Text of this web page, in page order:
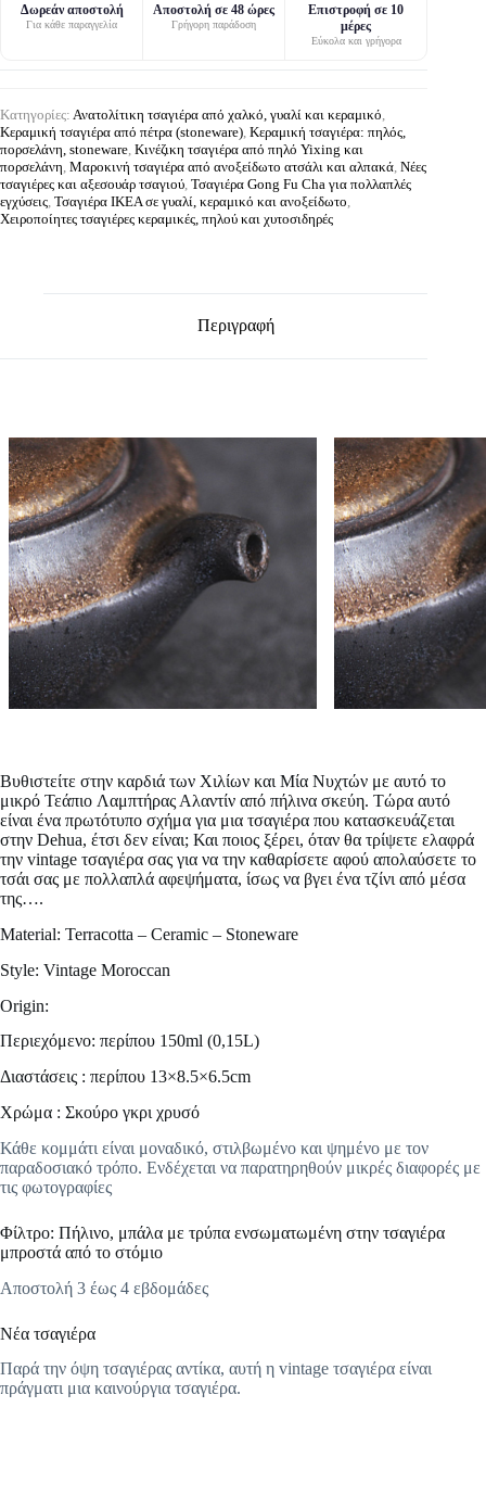
Δωρεάν αποστολή
Για κάθε παραγγελία
Αποστολή σε 48 ώρες
Γρήγορη παράδοση
Επιστροφή σε 10
μέρες
Εύκολα και γρήγορα
Κατηγορίες: Ανατολίτικη τσαγιέρα από χαλκό, γυαλί και κεραμικό
Κεραμική τσαγιέρα από πέτρα (stoneware) Κεραμική τσαγιέρα: πηλός,
πορσελάνη, stoneware Κινέζικη τσαγιέρα από πηλό Yixing και
πορσελάνη Μαροκινή τσαγιέρα από ανοξείδωτο ατσάλι και αλπακά Νέες
τσαγιέρες και αξεσουάρ τσαγιού Τσαγιέρα Gong Fu Cha για πολλαπλές
εγχύσεις Τσαγιέρα IKEA σε γυαλί, κεραμικό και ανοξείδωτο
Χειροποίητες τσαγιέρες κεραμικές, πηλού και χυτοσιδηρές
Περιγραφή
Βυθιστείτε στην καρδιά των Χιλίων και Μία Νυχτών με αυτό το
μικρό Τεάπιο Λαμπτήρας Αλαντίν από πήλινα σκεύη. Τώρα αυτό
είναι ένα πρωτότυπο σχήμα για μια τσαγιέρα που κατασκευάζεται
στην Dehua, έτσι δεν είναι; Και ποιος ξέρει, όταν θα τρίψετε ελαφρά
την vintage τσαγιέρα σας για να την καθαρίσετε αφού απολαύσετε το
τσάι σας με πολλαπλά αφεψήματα, ίσως να βγει ένα τζίνι από μέσα
της….
Material: Terracotta – Ceramic – Stoneware
Style: Vintage Moroccan
Origin:
Περιεχόμενο: περίπου 150ml (0,15L)
Διαστάσεις : περίπου 13×8.5×6.5cm
Χρώμα : Σκούρο γκρι χρυσό
Κάθε κομμάτι είναι μοναδικό, στιλβωμένο και ψημένο με τον
παραδοσιακό τρόπο. Ενδέχεται να παρατηρηθούν μικρές διαφορές με
τις φωτογραφίες
Φίλτρο: Πήλινο, μπάλα με τρύπα ενσωματωμένη στην τσαγιέρα
μπροστά από το στόμιο
Αποστολή 3 έως 4 εβδομάδες
Νέα τσαγιέρα
Παρά την όψη τσαγιέρας αντίκα, αυτή η vintage τσαγιέρα είναι
πράγματι μια καινούργια τσαγιέρα.